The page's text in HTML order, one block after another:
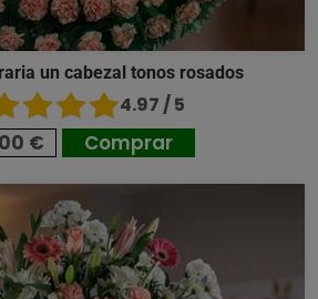
un cabezal tonos rosados
4.97 / 5
€ Comprar